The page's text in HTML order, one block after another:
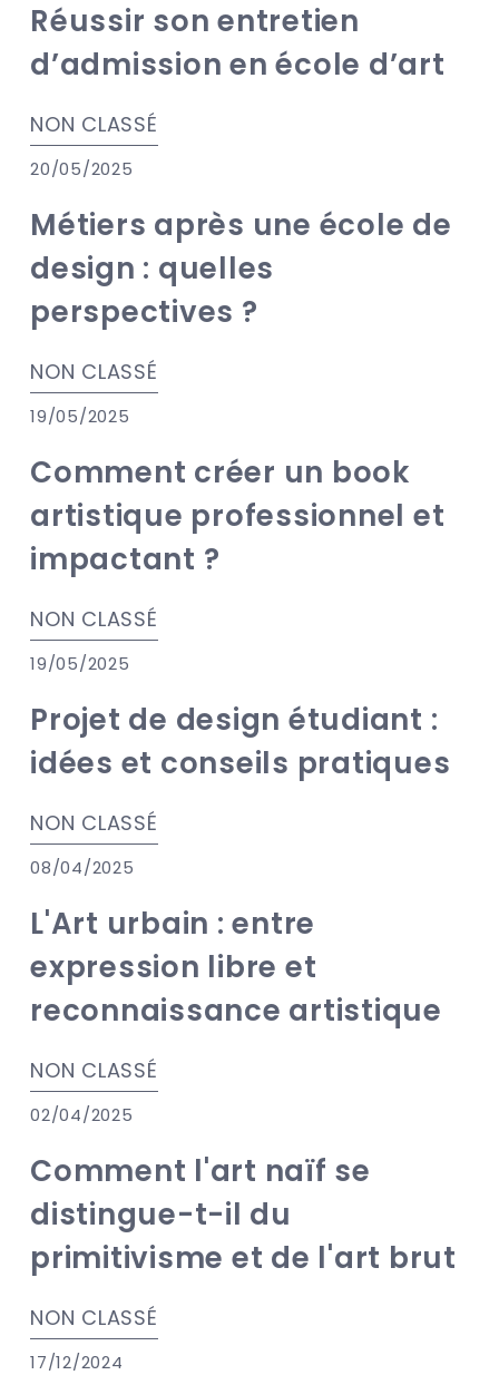
Réussir son entretien
d’admission en école d’art
NON CLASSÉ
20/05/2025
Métiers après une école de
design : quelles
perspectives ?
NON CLASSÉ
19/05/2025
Comment créer un book
artistique professionnel et
impactant ?
NON CLASSÉ
19/05/2025
Projet de design étudiant :
idées et conseils pratiques
NON CLASSÉ
08/04/2025
L'Art urbain : entre
expression libre et
reconnaissance artistique
NON CLASSÉ
02/04/2025
Comment l'art naïf se
distingue-t-il du
primitivisme et de l'art brut
NON CLASSÉ
17/12/2024